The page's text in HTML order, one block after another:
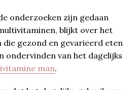
onderzoeken zijn gedaan
blijkt over het
die gezond en gevarieerd eten
ondervinden van het dagelijks
man.